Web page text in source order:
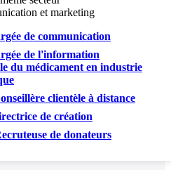
et marketing
de communication
de l'information
du médicament en industrie
clientèle à distance
de création
de donateurs